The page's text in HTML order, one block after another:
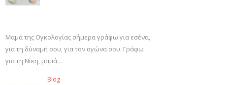
Μαμά της Ογκολογίας σήμερα γράφω για εσένα,
για τη δύναμή σου, για τον αγώνα σου. Γράφω
για τη Νίκη, μαμά…
Blog